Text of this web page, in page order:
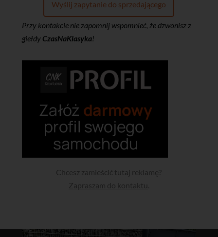
Wyślij zapytanie do sprzedającego
Przy kontakcie nie zapomnij wspomnieć, że dzwonisz z
giełdy CzasNaKlasyka!
Chcesz zamieścić tutaj reklamę?
Zapraszam do kontaktu